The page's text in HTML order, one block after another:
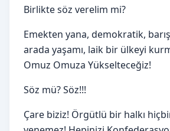
Birlikte söz verelim mi?
Emekten yana, demokratik,
arada yaşamı, laik bir ülkeyi
Omuz Omuza Yükselteceğiz!
Söz mü? Söz!!!
Çare biziz! Örgütlü bir halkı